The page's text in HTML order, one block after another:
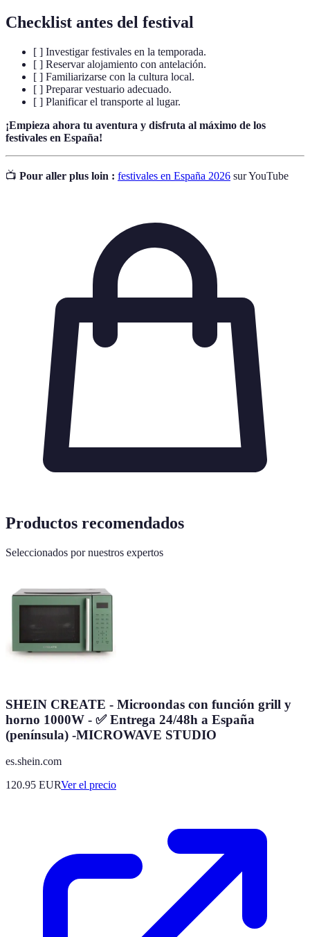
Checklist antes del festival
[ ] Investigar festivales en la temporada.
[ ] Reservar alojamiento con antelación.
[ ] Familiarizarse con la cultura local.
[ ] Preparar vestuario adecuado.
[ ] Planificar el transporte al lugar.
¡Empieza ahora tu aventura y disfruta al máximo de los
festivales en España!
📺 Pour aller plus loin : festivales en España 2026 sur YouTube
Productos recomendados
Seleccionados por nuestros expertos
SHEIN CREATE - Microondas con función grill y
horno 1000W - ✅ Entrega 24/48h a España
(península) -MICROWAVE STUDIO
es.shein.com
120.95 EURVer el precio